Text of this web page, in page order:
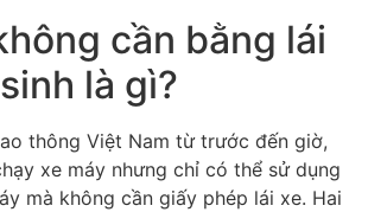
cần bằng lái
là gì?
thông Việt Nam từ trước đến giờ,
xe máy nhưng chỉ có thể sử dụng
mà không cần giấy phép lái xe. Hai